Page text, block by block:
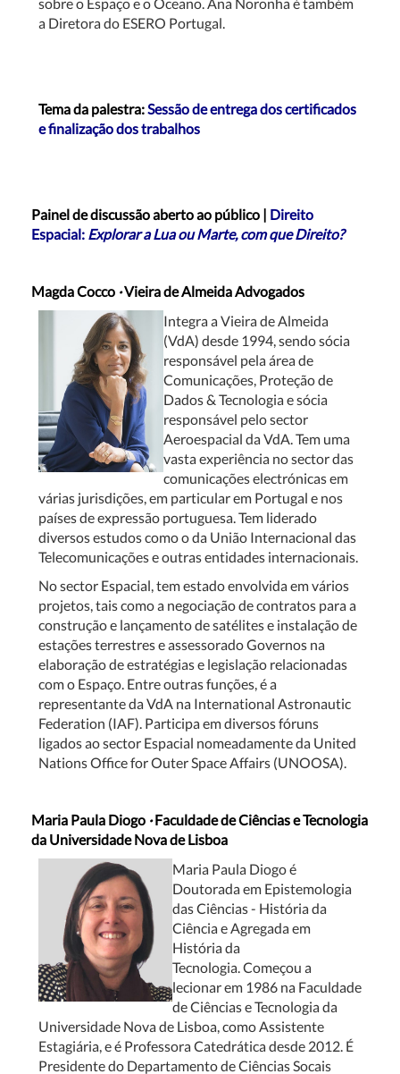
a Diretora do ESERO Portugal.
Tema da palestra:Sessão de entrega dos certificados
e finalização dos trabalhos
Painel de discussão aberto ao público | Direito
Espacial: Explorar a Lua ou Marte, com que Direito?
Magda Cocco ·Vieira de Almeida Advogados
Integra a Vieira de Almeida
(VdA) desde 1994, sendo sócia
responsável pela área de
Comunicações, Proteção de
Dados & Tecnologia e sócia
responsável pelo sector
Aeroespacial da VdA. Tem uma
vasta experiência no sector das
comunicações electrónicas em
várias jurisdições, em particular em Portugal e nos
países de expressão portuguesa. Tem liderado
diversos estudos como o da União Internacional das
Telecomunicações e outras entidades internacionais.
No sector Espacial, tem estado envolvida em vários
projetos, tais como a negociação de contratos para a
construção e lançamento de satélites e instalação de
estações terrestres e assessorado Governos na
elaboração de estratégias e legislação relacionadas
com o Espaço. Entre outras funções, é a
representante da VdA na International Astronautic
Federation (IAF). Participa em diversos fóruns
ligados ao sector Espacial nomeadamente da United
Nations Office for Outer Space Affairs (UNOOSA).
Maria Paula Diogo ·Faculdade de Ciências e Tecnologia
da Universidade Nova de Lisboa
Maria Paula Diogo é
Doutorada em Epistemologia
das Ciências - História da
Ciência e Agregada em
História da
Tecnologia. Começou a
lecionar em 1986 na Faculdade
de Ciências e Tecnologia da
Universidade Nova de Lisboa, como Assistente
Estagiária, e é Professora Catedrática desde 2012. É
Presidente do Departamento de Ciências Socais